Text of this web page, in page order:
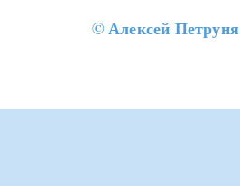
©Алексей Петруня